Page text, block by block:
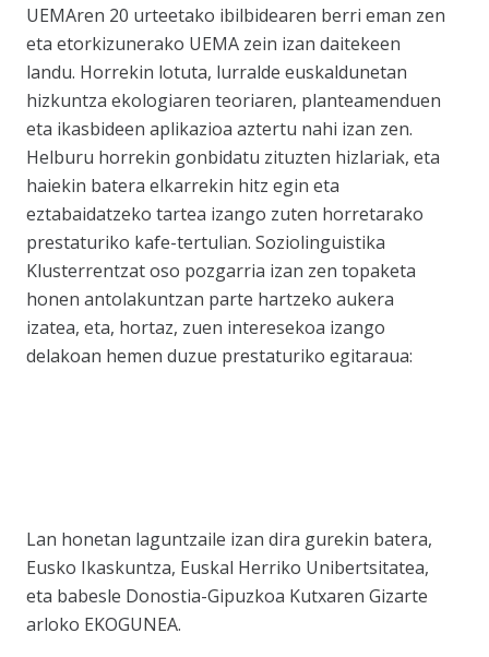
UEMAren 20 urteetako ibilbidearen berri eman zen
eta etorkizunerako UEMA zein izan daitekeen
landu. Horrekin lotuta, lurralde euskaldunetan
hizkuntza ekologiaren teoriaren, planteamenduen
eta ikasbideen aplikazioa aztertu nahi izan zen.
Helburu horrekin gonbidatu zituzten hizlariak, eta
haiekin batera elkarrekin hitz egin eta
eztabaidatzeko tartea izango zuten horretarako
prestaturiko kafe-tertulian. Soziolinguistika
Klusterrentzat oso pozgarria izan zen topaketa
honen antolakuntzan parte hartzeko aukera
izatea, eta, hortaz, zuen interesekoa izango
delakoan hemen duzue prestaturiko egitaraua:
Lan honetan laguntzaile izan dira gurekin batera,
Eusko Ikaskuntza, Euskal Herriko Unibertsitatea,
eta babesle Donostia-Gipuzkoa Kutxaren Gizarte
arloko EKOGUNEA.